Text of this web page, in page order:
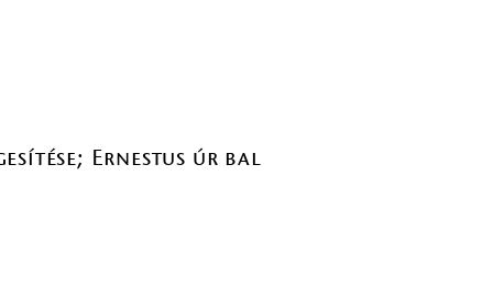
Ernestus úr bal